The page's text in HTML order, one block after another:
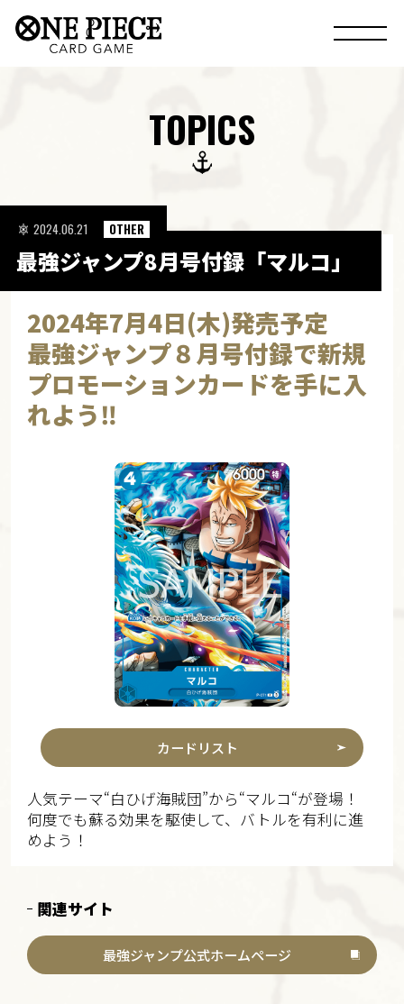
TOPICS
最強ジャンプ8月号付録「マルコ」
2024.06.21 OTHER
2024年7月4日(木)発売予定
最強ジャンプ８月号付録で新規
プロモーションカードを手に入
れよう‼
カードリスト
人気テーマ“白ひげ海賊団”から“マルコ“が登場！
何度でも蘇る効果を駆使して、バトルを有利に進
めよう！
関連サイト
最強ジャンプ公式ホームページ